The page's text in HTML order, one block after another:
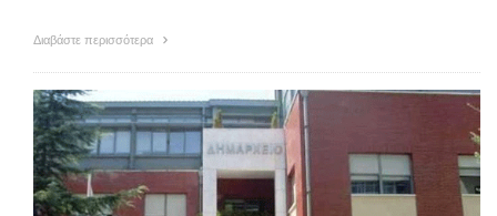
Διαβάστε περισσότερα